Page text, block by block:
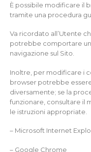
È possibile modificare il
tramite una procedura
Va ricordato all’Utente
potrebbe comportare
navigazione sul Sito.
Inoltre, per modificare i
browser potrebbe
diversamente; se la
funzionare, consultare il
le istruzioni appropriate.
– Microsoft Internet
– Google Chrome